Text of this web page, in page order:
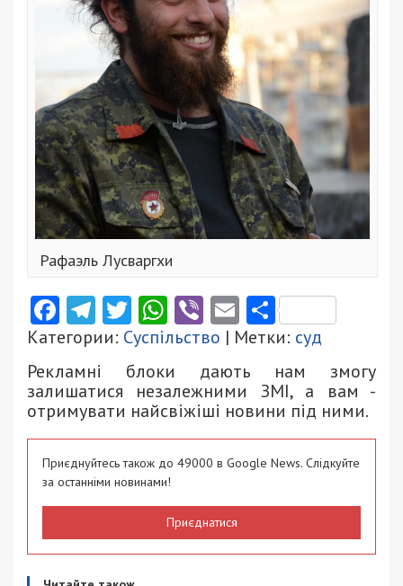
Рафаэль Лусваргхи
Facebook
Telegram
Twitter
WhatsApp
ViberEmail
Категории: Суспільство | Метки: суд
Рекламні блоки дають нам змогу
залишатися незалежними ЗМІ, а вам -
отримувати найсвіжіші новини під ними.
Приєднуйтесь також до 49000 в Google News. Слідкуйте
за останніми новинами!
Приєднатися